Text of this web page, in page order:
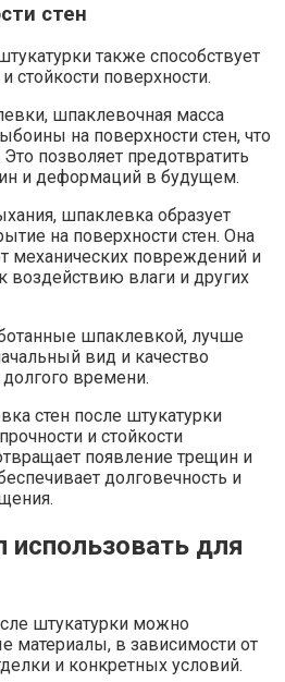
стен
также способствует
поверхности.​
шпаклевочная масса
на поверхности стен, что
Это позволяет предотвратить
и деформаций в будущем.​
шпаклевка образует
на поверхности стен.​ Она
механических повреждений и
воздействию влаги и других
шпаклевкой, лучше
вид и качество
времени.​
стен после штукатурки
и стойкости
появление трещин и
долговечность и
использовать для
штукатурки можно
материалы, в зависимости от
и конкретных условий.​